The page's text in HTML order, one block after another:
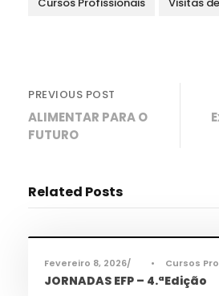
Cursos Profissionais Visitas
PREVIOUS POST
ALIMENTAR PARA O
FUTURO
Related Posts
TEAC,TMEC,TQA
Fevereiro 8, 2026 • Cursos
JORNADAS EFP – 4.ªEdição